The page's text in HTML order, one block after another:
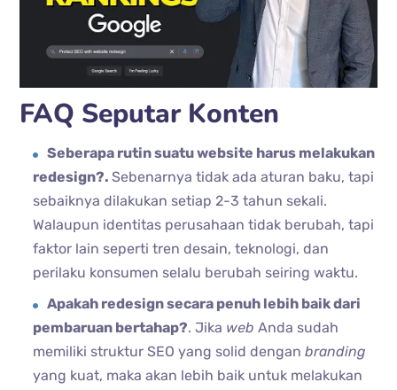
FAQ Seputar Konten
Seberapa rutin suatu website harus melakukan
redesign?.Sebenarnya tidak ada aturan baku, tapi
sebaiknya dilakukan setiap 2-3 tahun sekali.
Walaupun identitas perusahaan tidak berubah, tapi
faktor lain seperti tren desain, teknologi, dan
perilaku konsumen selalu berubah seiring waktu.
Apakah redesign secara penuh lebih baik dari
pembaruan bertahap?. Jika webAnda sudah
memiliki struktur SEO yang solid denganbranding
yang kuat, maka akan lebih baik untuk melakukan